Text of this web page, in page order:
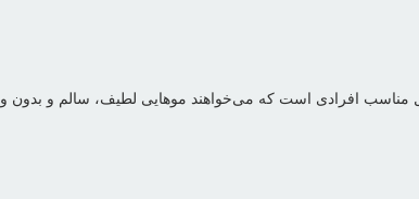
افرادی است که می‌خواهند موهایی لطیف، سالم و بدون